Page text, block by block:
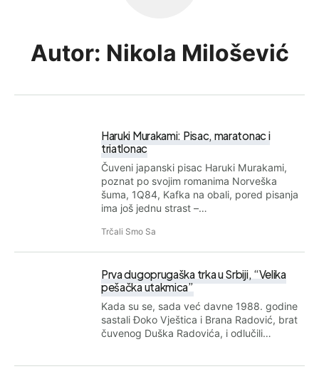
Autor: Nikola Milošević
Haruki Murakami: Pisac, maratonac i
triatlonac
Čuveni japanski pisac Haruki Murakami,
poznat po svojim romanima Norveška
šuma, 1Q84, Kafka na obali, pored pisanja
ima još jednu strast –…
Trčali Smo Sa
Prva dugoprugaška trka u Srbiji, “Velika
pešačka utakmica”
Kada su se, sada već davne 1988. godine
sastali Đoko Vještica i Brana Radović, brat
čuvenog Duška Radovića, i odlučili…